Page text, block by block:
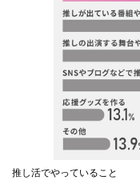
推し活でやっていること